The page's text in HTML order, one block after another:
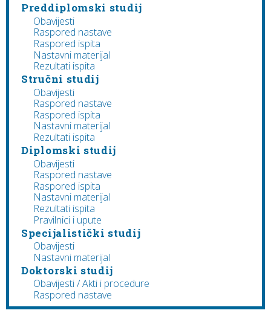
Preddiplomski studij
Obavijesti
Raspored nastave
Raspored ispita
Nastavni materijal
Rezultati ispita
Stručni studij
Obavijesti
Raspored nastave
Raspored ispita
Nastavni materijal
Rezultati ispita
Diplomski studij
Obavijesti
Raspored nastave
Raspored ispita
Nastavni materijal
Rezultati ispita
Pravilnici i upute
Specijalistički studij
Obavijesti
Nastavni materijal
Doktorski studij
Obavijesti / Akti i procedure
Raspored nastave